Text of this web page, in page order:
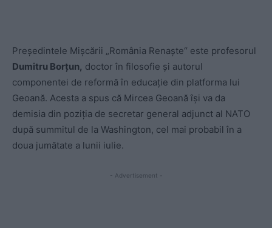
Președintele Mișcării „România Renaște“ este profesorul
Dumitru Borțun, doctor în filosofie și autorul
componentei de reformă în educație din platforma lui
Geoană. Acesta a spus că Mircea Geoană își va da
demisia din poziția de secretar general adjunct al NATO
după summitul de la Washington, cel mai probabil în a
doua jumătate a lunii iulie.
- Advertisement -